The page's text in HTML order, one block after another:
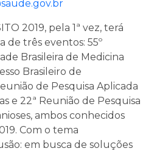
2019, pela 1ª vez, terá
de três eventos: 55º
Brasileira de Medicina
Brasileiro de
de Pesquisa Aplicada
e 22ª Reunião de Pesquisa
ambos conhecidos
Com o tema
em busca de soluções